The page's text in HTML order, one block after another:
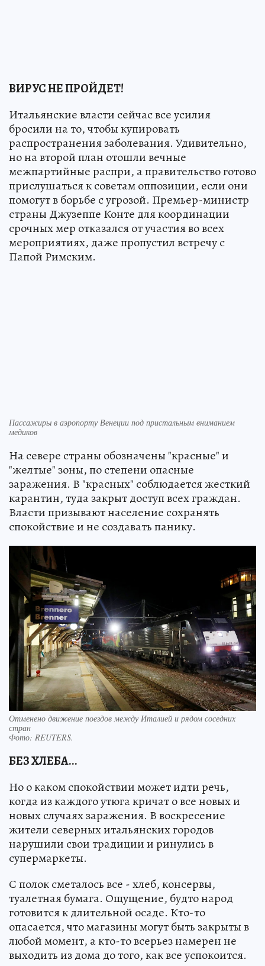
ВИРУС НЕ ПРОЙДЕТ!
Итальянские власти сейчас все усилия
бросили на то, чтобы купировать
распространения заболевания. Удивительно,
но на второй план отошли вечные
межпартийные распри, а правительство готово
прислушаться к советам оппозиции, если они
помогут в борьбе с угрозой. Премьер-министр
страны Джузеппе Конте для координации
срочных мер отказался от участия во всех
мероприятиях, даже пропустил встречу с
Папой Римским.
Пассажиры в аэропорту Венеции под пристальным вниманием
медиков
На севере страны обозначены "красные" и
"желтые" зоны, по степени опасные
заражения. В "красных" соблюдается жесткий
карантин, туда закрыт доступ всех граждан.
Власти призывают население сохранять
спокойствие и не создавать панику.
Отменено движение поездов между Италией и рядом соседних
стран
Фото: REUTERS.
БЕЗ ХЛЕБА...
Но о каком спокойствии может идти речь,
когда из каждого утюга кричат о все новых и
новых случаях заражения. В воскресение
жители северных итальянских городов
нарушили свои традиции и ринулись в
супермаркеты.
С полок сметалось все - хлеб, консервы,
туалетная бумага. Ощущение, будто народ
готовится к длительной осаде. Кто-то
опасается, что магазины могут быть закрыты в
любой момент, а кто-то всерьез намерен не
выходить из дома до того, как все успокоится.